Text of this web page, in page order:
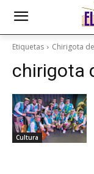
Etiquetas Chirigota
chirigota
Cultura